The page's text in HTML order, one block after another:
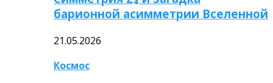
барионной асимметрии Вселенной
21.05.2026
Космос